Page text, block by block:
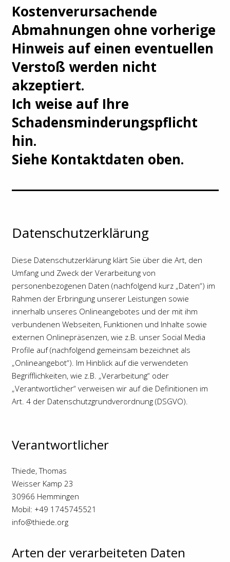
Kostenverursachende
Abmahnungen ohne vorherige
Hinweis auf einen eventuellen
Verstoß werden nicht
akzeptiert.
Ich weise auf Ihre
Schadensminderungspflicht
hin.
Siehe Kontaktdaten oben.
Datenschutzerklärung
Diese Datenschutzerklärung klärt Sie über die Art, den
Umfang und Zweck der Verarbeitung von
personenbezogenen Daten (nachfolgend kurz „Daten“) im
Rahmen der Erbringung unserer Leistungen sowie
innerhalb unseres Onlineangebotes und der mit ihm
verbundenen Webseiten, Funktionen und Inhalte sowie
externen Onlinepräsenzen, wie z.B. unser Social Media
Profile auf (nachfolgend gemeinsam bezeichnet als
„Onlineangebot“). Im Hinblick auf die verwendeten
Begrifflichkeiten, wie z.B. „Verarbeitung“ oder
„Verantwortlicher“ verweisen wir auf die Definitionen im
Art. 4 der Datenschutzgrundverordnung (DSGVO).
Verantwortlicher
Thiede, Thomas
Weisser Kamp 23
30966 Hemmingen
Mobil: +49 1745745521
info@thiede.org
Arten der verarbeiteten Daten